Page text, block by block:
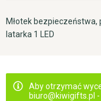
Młotek
latarka 1 LED
Aby otrzymać
biuro@kiwigifts.pl